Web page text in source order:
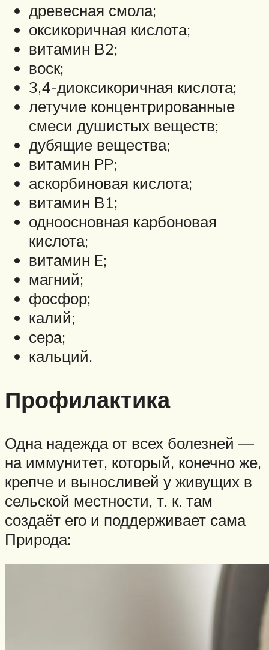
древесная смола;
оксикоричная кислота;
витамин B2;
воск;
3,4-диоксикоричная кислота;
летучие концентрированные
смеси душистых веществ;
дубящие вещества;
витамин PP;
аскорбиновая кислота;
витамин B1;
одноосновная карбоновая
кислота;
витамин E;
магний;
фосфор;
калий;
сера;
кальций.
Профилактика
Одна надежда от всех болезней —
на иммунитет, который, конечно же,
крепче и выносливей у живущих в
сельской местности, т. к. там
создаёт его и поддерживает сама
Природа: